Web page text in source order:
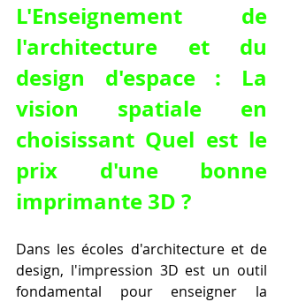
L'Enseignement de
l'architecture et du
design d'espace : La
vision spatiale en
choisissant Quel est le
prix d'une bonne
imprimante 3D ?
Dans les écoles d'architecture et de
design, l'impression 3D est un outil